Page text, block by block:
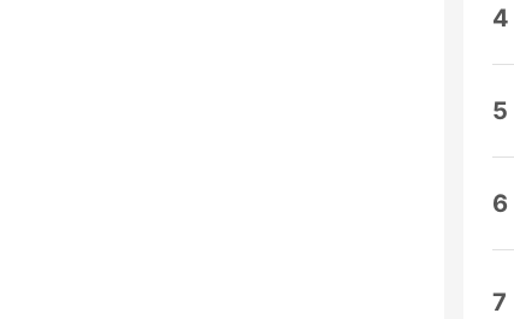
4
5
6
7